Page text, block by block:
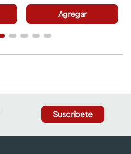
Agregar
Suscríbete